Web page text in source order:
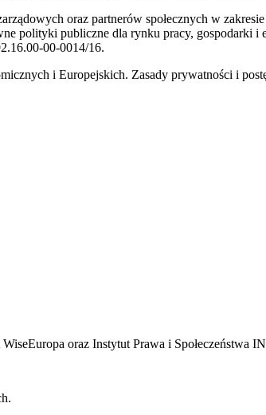
oraz partnerów społecznych w
polityki publiczne dla rynku pracy, gospodarki i
00-0014/16.
i Europejskich. Zasady prywatności i
oraz Instytut Prawa i Społeczeństwa